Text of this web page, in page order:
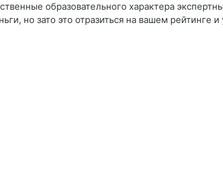
образовательного характера
но зато это отразиться на вашем рейтинге и